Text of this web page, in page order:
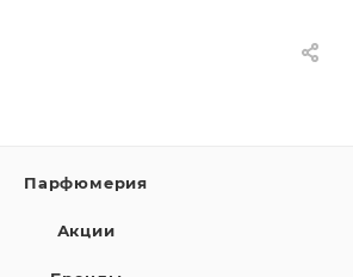
Парфюмерия
Акции